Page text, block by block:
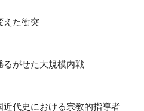
えた衝突
るがせた大規模内戦
代史における宗教的指導者